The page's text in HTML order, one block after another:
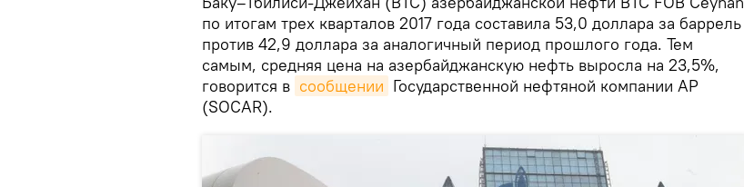
по итогам трех кварталов 2017 года составила 53,0 доллара за баррель
против 42,9 доллара за аналогичный период прошлого года. Тем
самым, средняя цена на азербайджанскую нефть выросла на 23,5%,
говорится в сообщении Государственной нефтяной компании АР
(SOCAR).